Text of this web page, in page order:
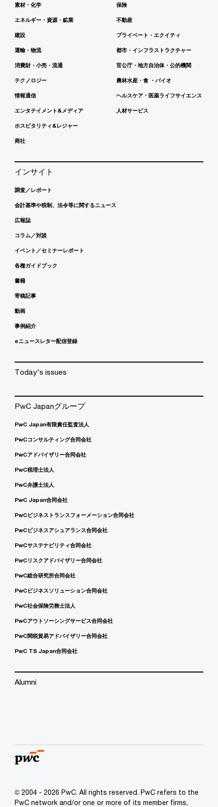
素材・化学
エネルギー・資源・鉱業
建設
運輸・物流
消費財・小売・流通
テクノロジー
情報通信
エンタテイメント&メディア
ホスピタリティ&レジャー
商社
保険
不動産
プライベート・エクイティ
都市・インフラストラクチャー
官公庁・地方自治体・公的機関
農林水産・食 ・バイオ
ヘルスケア・医薬ライフサイエンス
人材サービス
インサイト
調査／レポート
会計基準や税制、法令等に関するニュース
広報誌
コラム／対談
イベント／セミナーレポート
各種ガイドブック
書籍
寄稿記事
動画
事例紹介
eニュースレター配信登録
Today's issues
PwC Japanグループ
PwC Japan有限責任監査法人
PwCコンサルティング合同会社
PwCアドバイザリー合同会社
PwC税理士法人
PwC弁護士法人
PwC Japan合同会社
PwCビジネストランスフォーメーション合同会社
PwCビジネスアシュアランス合同会社
PwCサステナビリティ合同会社
PwCリスクアドバイザリー合同会社
PwC総合研究所合同会社
PwCビジネスソリューション合同会社
PwC社会保険労務士法人
PwCアウトソーシングサービス合同会社
PwC関税貿易アドバイザリー合同会社
PwC TS Japan合同会社
Alumni
© 2004 - 2026 PwC. All rights reserved. PwC refers to the
PwC network and/or one or more of its member firms,